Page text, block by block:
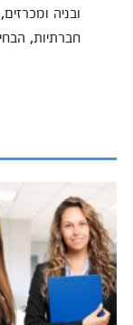
ובניה
חברתיות,